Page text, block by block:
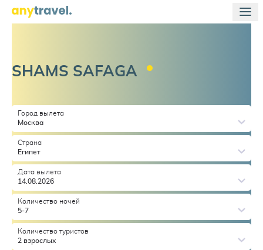
SHAMS SAFAGA
Город вылета
Москва
Страна
Египет
Дата вылета
14.08.2026
Количество ночей
5-7
Количество туристов
2 взрослых